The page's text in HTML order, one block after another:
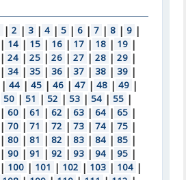
| 2 | 3 | 4 | 5 | 6 | 7 | 8 | 9 |
| 14 | 15 | 16 | 17 | 18 | 19 |
| 24 | 25 | 26 | 27 | 28 | 29 |
| 34 | 35 | 36 | 37 | 38 | 39 |
| 44 | 45 | 46 | 47 | 48 | 49 |
50 | 51 | 52 | 53 | 54 | 55 |
| 60 | 61 | 62 | 63 | 64 | 65 |
| 70 | 71 | 72 | 73 | 74 | 75 |
| 80 | 81 | 82 | 83 | 84 | 85 |
| 90 | 91 | 92 | 93 | 94 | 95 |
| 100 | 101 | 102 | 103 | 104 |